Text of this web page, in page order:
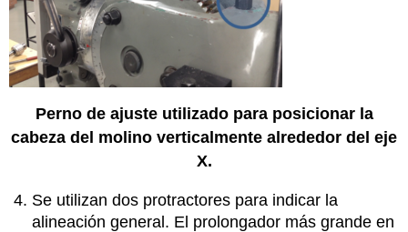
Perno de ajuste utilizado para posicionar la
cabeza del molino verticalmente alrededor del eje
X.
Se utilizan dos protractores para indicar la
alineación general. El prolongador más grande en